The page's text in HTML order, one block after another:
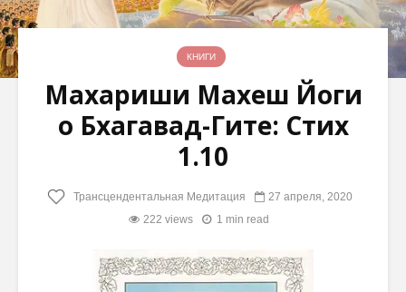
КНИГИ
Махариши Махеш Йоги
о Бхагавад-Гите: Стих
1.10
Трансцендентальная Медитация
27 апреля, 2020
222 views
1 min read